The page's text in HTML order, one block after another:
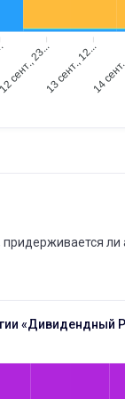
23...13 сент., 12...14
придерживается
«Дивидендный